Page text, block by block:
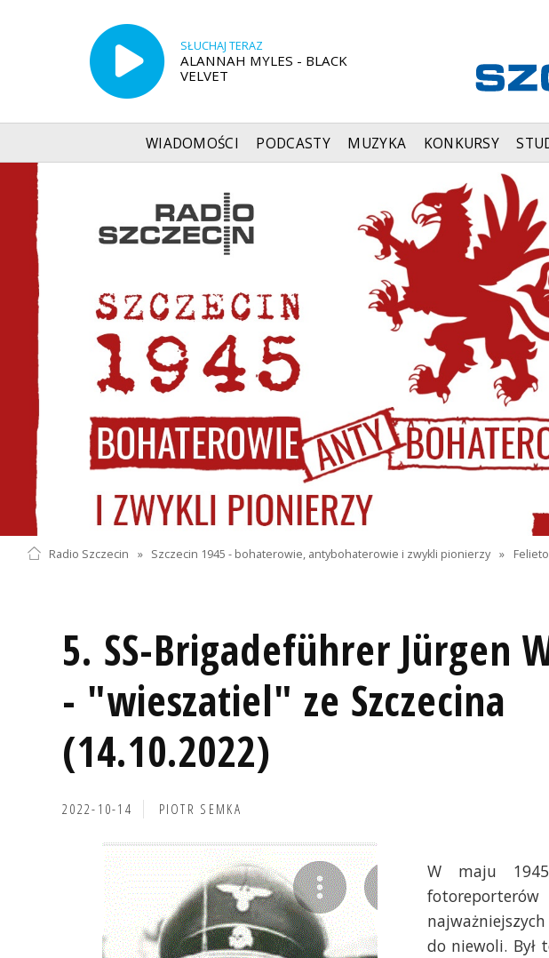
SŁUCHAJ TERAZ
ALANNAH MYLES - BLACK
VELVET
WIADOMOŚCI PODCASTY MUZYKA KONKURSY
Radio Szczecin » Szczecin 1945 - bohaterowie, antybohaterowie i zwykli pionierzy »
5. SS-Brigadeführer Jürgen
- "wieszatiel" ze Szczecina
(14.10.2022)
2022-10-14 PIOTR SEMKA
W maju
do niewoli. Był